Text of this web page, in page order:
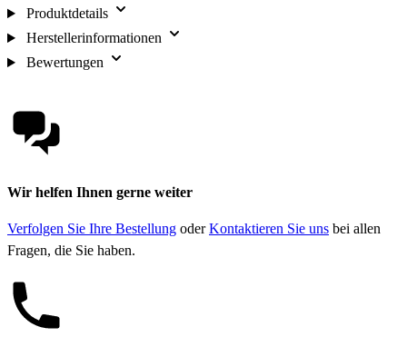
Produktdetails
Herstellerinformationen
Bewertungen
Wir helfen Ihnen gerne weiter
Verfolgen Sie Ihre Bestellung oderKontaktieren Sie uns bei allen
Fragen, die Sie haben.